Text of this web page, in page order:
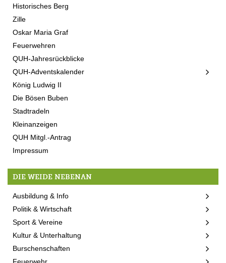
Historisches Berg
Zille
Oskar Maria Graf
Feuerwehren
QUH-Jahresrückblicke
QUH-Adventskalender
König Ludwig II
Die Bösen Buben
Stadtradeln
Kleinanzeigen
QUH Mitgl.-Antrag
Impressum
DIE WEIDE NEBENAN
Ausbildung & Info
Politik & Wirtschaft
Sport & Vereine
Kultur & Unterhaltung
Burschenschaften
Feuerwehr